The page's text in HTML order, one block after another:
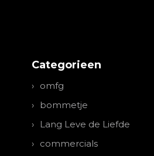
Categorieen
omfg
bommetje
Lang Leve de Liefde
commercials